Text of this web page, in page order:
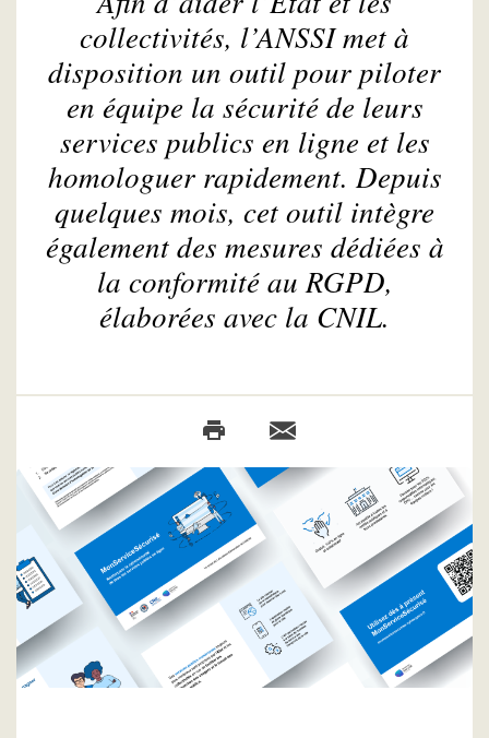
collectivités, l’ANSSI met à
disposition un outil pour piloter
en équipe la sécurité de leurs
services publics en ligne et les
homologuer rapidement. Depuis
quelques mois, cet outil intègre
également des mesures dédiées à
la conformité au RGPD,
élaborées avec la CNIL.